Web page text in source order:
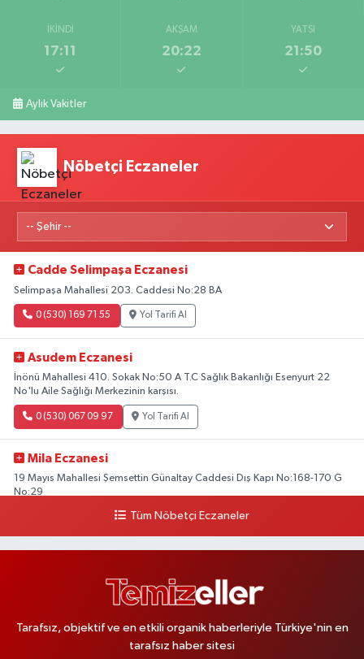
İKINDI
17:11
AKŞAM
20:22
YATSI
21:50
Aylık Vakitler
Nöbetçi Eczaneler
Cadde Selimpaşa Eczanesi
Selimpaşa Mahallesi 203. Caddesi No:28 BA
0 (530) 169 71 55 Yol Tarifi Al
Asudem Eczanesi
İnönü Mahallesi 410. Sokak No:50 A T.C Sağlık Bakanlığı Esenyurt 22
No'lu Aile Sağlığı Merkezinin karşısı.
0 (530) 067 09 97 Yol Tarifi Al
Mila Eczanesi
19 Mayıs Mahallesi Şemsettin Günaltay Caddesi Dış Kapı No:168-170 G
No:29
Yol Tarifi Al
Yahya Kahya Mahallesi Kasımpaşa Bostanı Sokak 18A Mutfak Ekipmanları
Satan Dükkanların Olduğu Caddede Denizbank'ın Karşısı, Albaraka'nın
0 (212) 253 77 44 Yol Tarifi Al
Tüm Nöbetçi Eczaneler
Tarafsız, objektif ve en etkili organik haberleriyle Türkiye'nin en
tarafsız haber sitesi